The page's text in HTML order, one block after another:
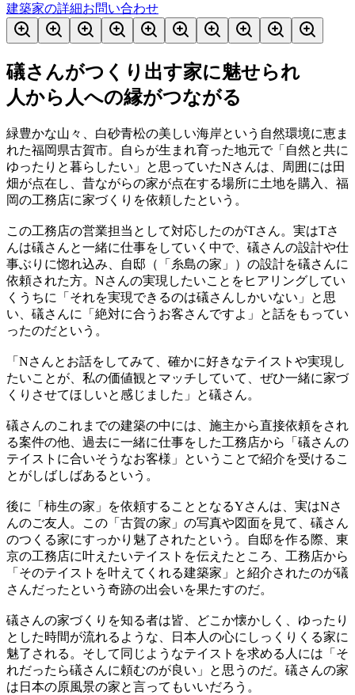
建築家の詳細お問い合わせ
礒さんがつくり出す家に魅せられ
人から人への縁がつながる
緑豊かな山々、白砂青松の美しい海岸という自然環境に恵ま
れた福岡県古賀市。自らが生まれ育った地元で「自然と共に
ゆったりと暮らしたい」と思っていたNさんは、周囲には田
畑が点在し、昔ながらの家が点在する場所に土地を購入、福
岡の工務店に家づくりを依頼したという。
この工務店の営業担当として対応したのがTさん。実はTさ
んは礒さんと一緒に仕事をしていく中で、礒さんの設計や仕
事ぶりに惚れ込み、自邸（「糸島の家」）の設計を礒さんに
依頼された方。Nさんの実現したいことをヒアリングしてい
くうちに「それを実現できるのは礒さんしかいない」と思
い、礒さんに「絶対に合うお客さんですよ」と話をもってい
ったのだという。
「Nさんとお話をしてみて、確かに好きなテイストや実現し
たいことが、私の価値観とマッチしていて、ぜひ一緒に家づ
くりさせてほしいと感じました」と礒さん。
礒さんのこれまでの建築の中には、施主から直接依頼をされ
る案件の他、過去に一緒に仕事をした工務店から「礒さんの
テイストに合いそうなお客様」ということで紹介を受けるこ
とがしばしばあるという。
後に「柿生の家」を依頼することとなるYさんは、実はNさ
んのご友人。この「古賀の家」の写真や図面を見て、礒さん
のつくる家にすっかり魅了されたという。自邸を作る際、東
京の工務店に叶えたいテイストを伝えたところ、工務店から
「そのテイストを叶えてくれる建築家」と紹介されたのが礒
さんだったという奇跡の出会いを果たすのだ。
礒さんの家づくりを知る者は皆、どこか懐かしく、ゆったり
とした時間が流れるような、日本人の心にしっくりくる家に
魅了される。そして同じようなテイストを求める人には「そ
れだったら礒さんに頼むのが良い」と思うのだ。礒さんの家
は日本の原風景の家と言ってもいいだろう。